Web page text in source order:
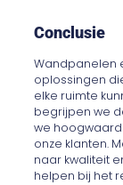
Conclusie
Wandpanelen
oplossingen
elke ruimte
begrijpen we
we
onze klanten.
naar kwaliteit
helpen bij het